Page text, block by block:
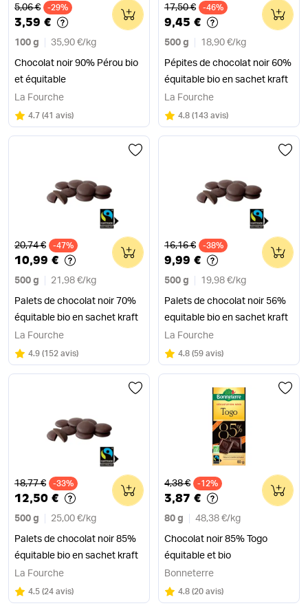
Ancien prix
5,06 € -29%
3,59 €
100 g 35,90 €/ kg
Chocolat noir 90% Pérou bio
et équitable
0
La Fourche
Note
4.7 sur 5
(41 avis)
Ancien prix
17,50 € -46%
9,45 €
500 g 18,90 €/ kg
Pépites de chocolat noir 60%
équitable bio en sachet kraft
0
La Fourche
Note
4.8 sur 5
(143 avis)
Ancien prix
20,74 € -47%
10,99 €
500 g 21,98 €/ kg
Palets de chocolat noir 70%
équitable bio en sachet kraft
0
La Fourche
Note
4.9 sur 5
(152 avis)
Ancien prix
16,16 € -38%
9,99 €
500 g 19,98 €/ kg
Palets de chocolat noir 56%
equitable bio en sachet kraft
0
La Fourche
Note
4.8 sur 5
(59 avis)
Ancien prix
18,77 € -33%
12,50 €
500 g 25,00 €/ kg
Palets de chocolat noir 85%
équitable bio en sachet kraft
0
La Fourche
Note
4.5 sur 5
(24 avis)
Ancien prix
4,38 € -12%
3,87 €
80 g 48,38 €/ kg
Chocolat noir 85% Togo
équitable et bio
0
Bonneterre
Note
4.8 sur 5
(20 avis)